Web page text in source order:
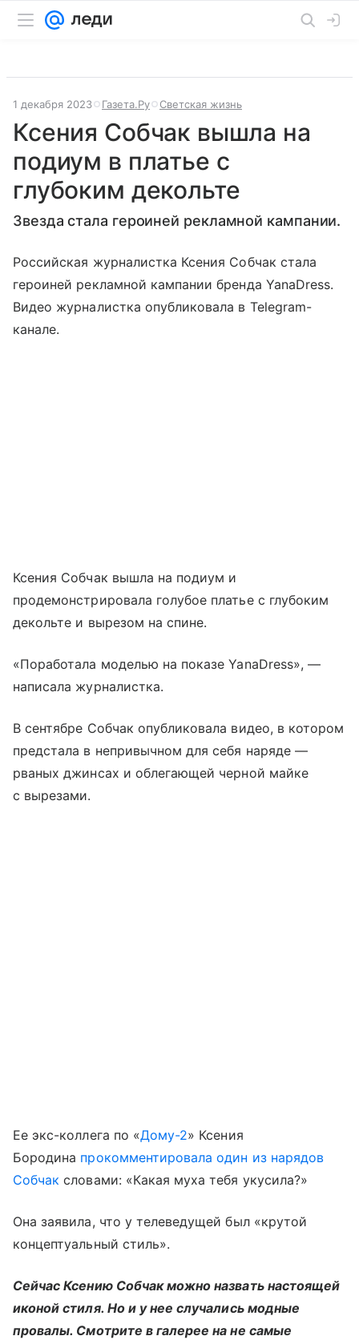
1 декабря 2023 Газета.Ру Светская жизнь
Ксения Собчак вышла на
подиум в платье с
глубоким декольте
Звезда стала героиней рекламной кампании.
Российская журналистка Ксения Собчак стала
героиней рекламной кампании бренда YanaDress.
Видео журналистка опубликовала в Telegram-
канале.
Ксения Собчак вышла на подиум и
продемонстрировала голубое платье с глубоким
декольте и вырезом на спине.
«Поработала моделью на показе YanaDress», —
написала журналистка.
В сентябре Собчак опубликовала видео, в котором
предстала в непривычном для себя наряде —
рваных джинсах и облегающей черной майке
с вырезами.
Ее экс-коллега по «Дому-2» Ксения
Бородина прокомментировала один из нарядов
Собчак словами: «Какая муха тебя укусила?»
Она заявила, что у телеведущей был «крутой
концептуальный стиль».
Сейчас Ксению Собчак можно назвать настоящей
иконой стиля. Но и у нее случались модные
провалы. Смотрите в галерее на не самые